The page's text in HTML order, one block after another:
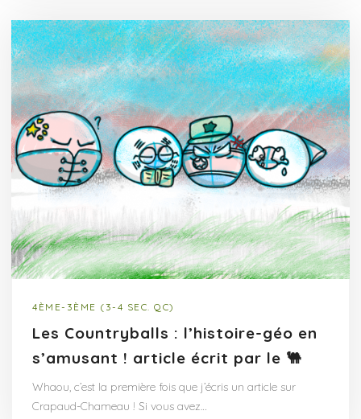
4ÈME-3ÈME (3-4 SEC. QC)
Les Countryballs : l’histoire-géo en
s’amusant ! article écrit par le 🐫
Whaou, c’est la première fois que j’écris un article sur
Crapaud-Chameau ! Si vous avez…